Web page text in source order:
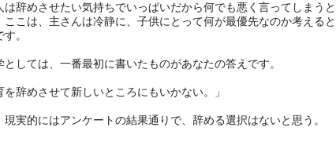
は辞めさせたい気持ちでいっぱいだから何でも悪く言ってしまうと
ここは、主さんは冷静に、子供にとって何が最優先なのか考えると
。
としては、一番最初に書いたものがあなたの答えです。
を辞めさせて新しいところにもいかない。」
現実的にはアンケートの結果通りで、辞める選択はないと思う。